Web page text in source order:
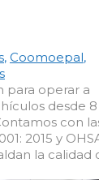
, Coomoepal,
para operar a
desde 8
con
2015 y
la calidad